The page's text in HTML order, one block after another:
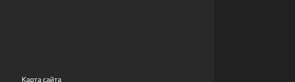
Карта сайта